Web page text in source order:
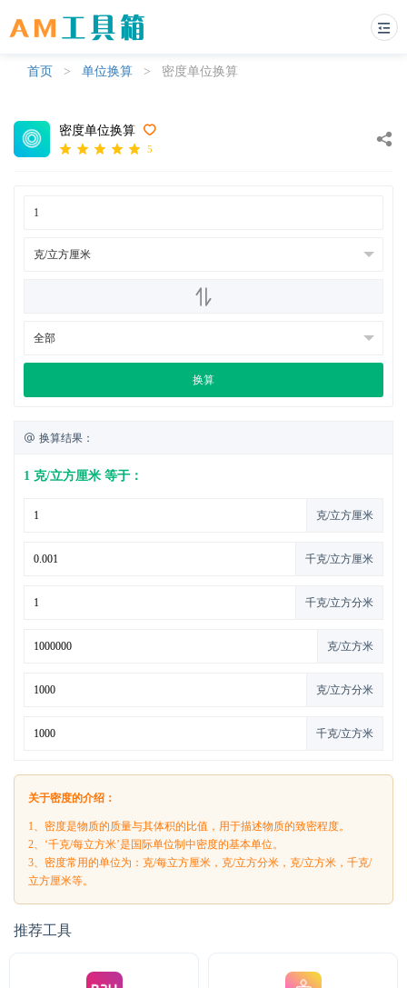
首页 > 单位换算 > 密度单位换算
密度单位换算
5
换算
换算结果：
1 克/立方厘米 等于：
克/立方厘米
千克/立方厘米
千克/立方分米
克/立方米
克/立方分米
千克/立方米
关于密度的介绍：
1、密度是物质的质量与其体积的比值，用于描述物质的致密程度。
2、‘千克/每立方米’是国际单位制中密度的基本单位。
3、密度常用的单位为：克/每立方厘米，克/立方分米，克/立方米，千克/
立方厘米等。
推荐工具